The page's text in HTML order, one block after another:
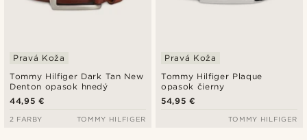
Tommy Hilfiger Dark Tan New
Denton opasok hnedý
Pravá Koža
44,95 €
2 FARBY TOMMY HILFIGER
Tommy Hilfiger Plaque
opasok čierny
Pravá Koža
54,95 €
TOMMY HILFIGER